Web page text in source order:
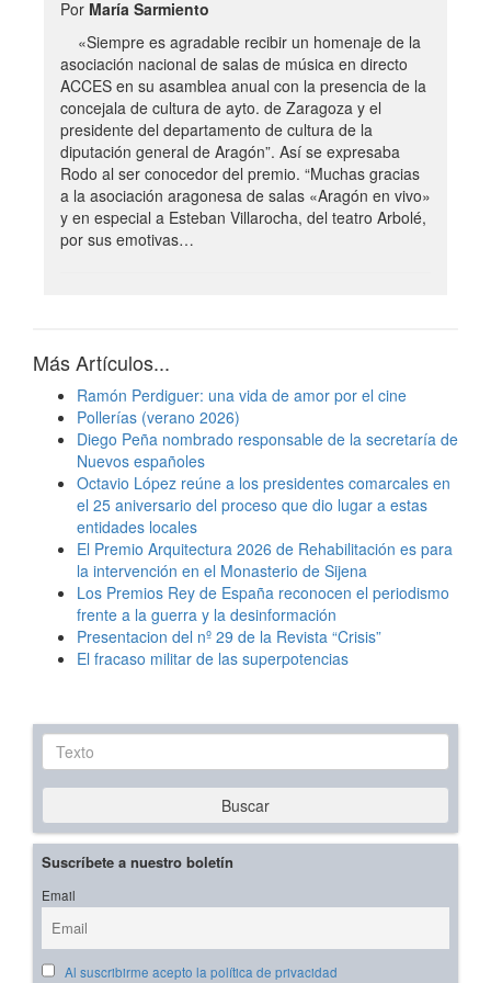
Por María Sarmiento
«Siempre es agradable recibir un homenaje de la
asociación nacional de salas de música en directo
ACCES en su asamblea anual con la presencia de la
concejala de cultura de ayto. de Zaragoza y el
presidente del departamento de cultura de la
diputación general de Aragón”. Así se expresaba
Rodo al ser conocedor del premio. “Muchas gracias
a la asociación aragonesa de salas «Aragón en vivo»
y en especial a Esteban Villarocha, del teatro Arbolé,
por sus emotivas…
Más Artículos...
Ramón Perdiguer: una vida de amor por el cine
Pollerías (verano 2026)
Diego Peña nombrado responsable de la secretaría de
Nuevos españoles
Octavio López reúne a los presidentes comarcales en
el 25 aniversario del proceso que dio lugar a estas
entidades locales
El Premio Arquitectura 2026 de Rehabilitación es para
la intervención en el Monasterio de Sijena
Los Premios Rey de España reconocen el periodismo
frente a la guerra y la desinformación
Presentacion del nº 29 de la Revista “Crisis”
El fracaso militar de las superpotencias
Texto
Buscar
Suscríbete a nuestro boletín
Email
Al suscribirme acepto la política de privacidad